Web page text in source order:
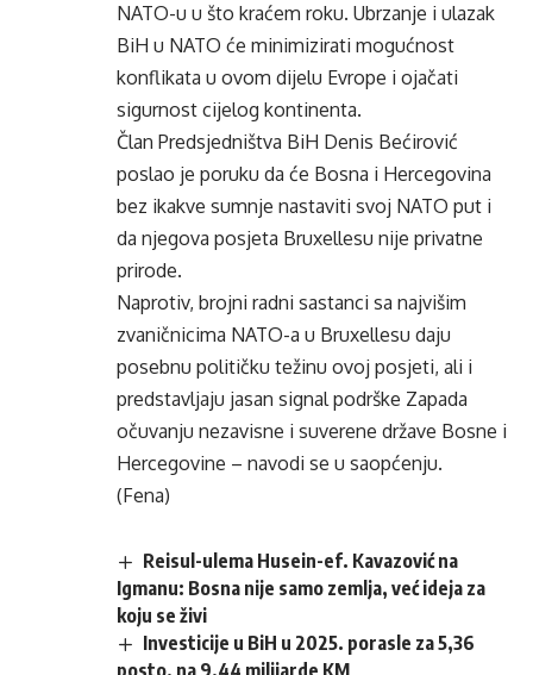
NATO-u u što kraćem roku. Ubrzanje i ulazak
BiH u NATO će minimizirati mogućnost
konflikata u ovom dijelu Evrope i ojačati
sigurnost cijelog kontinenta.
Član Predsjedništva BiH Denis Bećirović
poslao je poruku da će Bosna i Hercegovina
bez ikakve sumnje nastaviti svoj NATO put i
da njegova posjeta Bruxellesu nije privatne
prirode.
Naprotiv, brojni radni sastanci sa najvišim
zvaničnicima NATO-a u Bruxellesu daju
posebnu političku težinu ovoj posjeti, ali i
predstavljaju jasan signal podrške Zapada
očuvanju nezavisne i suverene države Bosne i
Hercegovine – navodi se u saopćenju.
(Fena)
Reisul-ulema Husein-ef. Kavazović na
Igmanu: Bosna nije samo zemlja, već ideja za
koju se živi
Investicije u BiH u 2025. porasle za 5,36